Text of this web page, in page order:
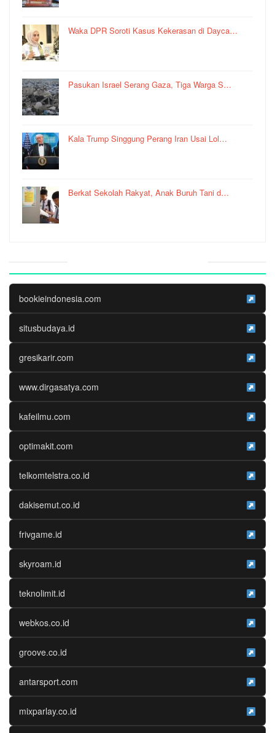
Waka DPR Soroti Kasus Kekerasan di Dayca…
Pasukan Israel Serang Gaza, Tiga Warga S…
Kala Trump Singgung Perang Iran Usai Lol…
Berkat Sekolah Rakyat, Anak Buruh Tani d…
bookieindonesia.com
situsbudaya.id
gresikarir.com
www.dirgasatya.com
kafeilmu.com
optimakit.com
telkomtelstra.co.id
dakisemut.co.id
frivgame.id
skyroam.id
teknolimit.id
webkos.co.id
groove.co.id
antarsport.com
mixparlay.co.id